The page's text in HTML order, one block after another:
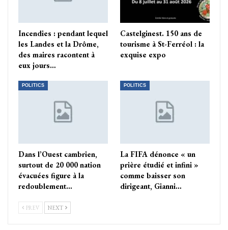
Incendies : pendant lequel
les Landes et la Drôme,
des maires racontent à
eux jours…
Castelginest. 150 ans de
tourisme à St-Ferréol : la
exquise expo
POLITICS
Dans l’Ouest cambrien,
surtout de 20 000 nation
évacuées figure à la
redoublement…
POLITICS
La FIFA dénonce « un
prière étudié et infini »
comme baisser son
dirigeant, Gianni…
PREV NEXT